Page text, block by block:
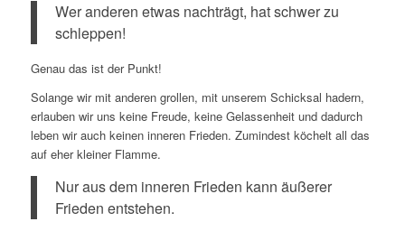
Wer anderen etwas nachträgt, hat schwer zu
schleppen!
Genau das ist der Punkt!
Solange wir mit anderen grollen, mit unserem Schicksal hadern,
erlauben wir uns keine Freude, keine Gelassenheit und dadurch
leben wir auch keinen inneren Frieden. Zumindest köchelt all das
auf eher kleiner Flamme.
Nur aus dem inneren Frieden kann äußerer
Frieden entstehen.